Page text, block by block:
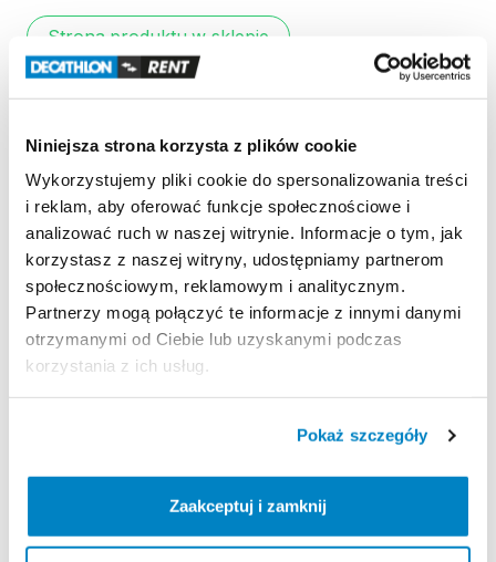
Niniejsza strona korzysta z plików cookie
Wykorzystujemy pliki cookie do spersonalizowania treści
i reklam, aby oferować funkcje społecznościowe i
analizować ruch w naszej witrynie. Informacje o tym, jak
korzystasz z naszej witryny, udostępniamy partnerom
społecznościowym, reklamowym i analitycznym.
Partnerzy mogą połączyć te informacje z innymi danymi
otrzymanymi od Ciebie lub uzyskanymi podczas
korzystania z ich usług.
Pokaż szczegóły
Zaakceptuj i zamknij
Strona produktu w sklepie
REGULAMIN
Regulamin wypożyczalni
Nie pobieramy kaucji za wypożyczenie tego
produktu
Wtorek: 10:00 - 20:30
Środa: 10:00 - 20:30